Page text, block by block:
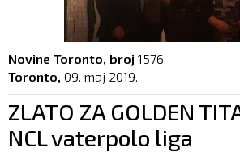
Novine Toronto, broj 1576
Toronto, 09. maj 2019.
ZLATO ZA GOLDEN
NCL vaterpolo liga